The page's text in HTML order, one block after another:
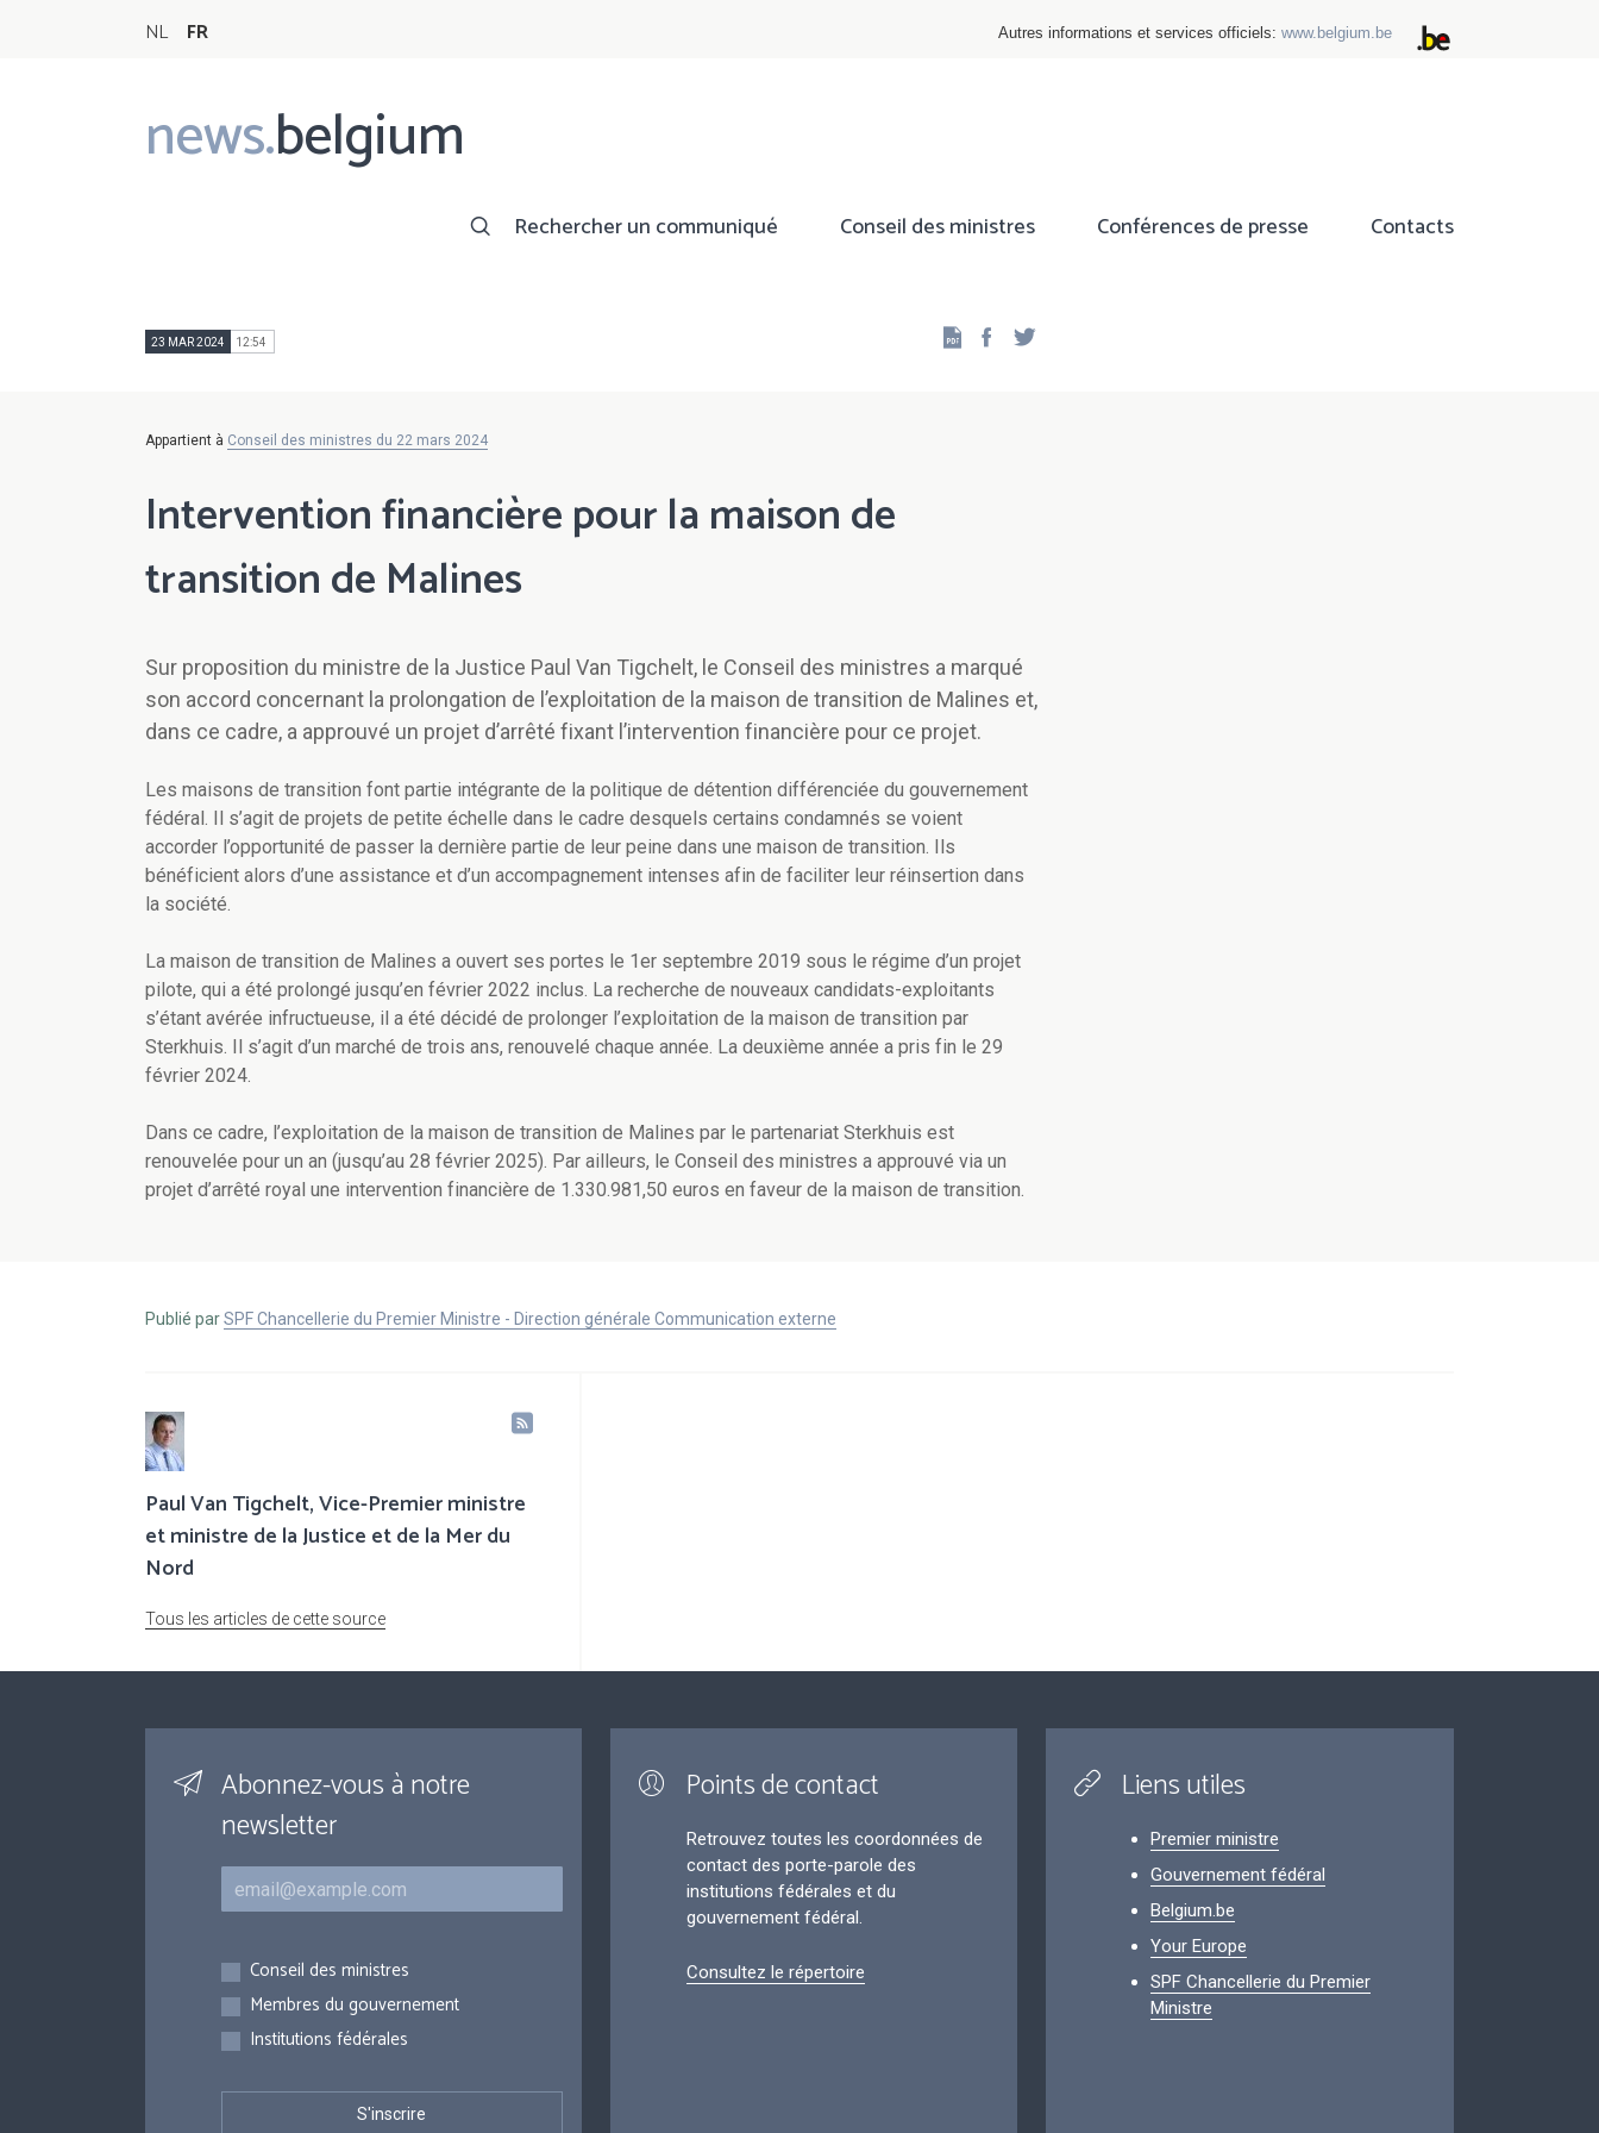
NL FR Autres informations et services officiels: www.belgium.be
news.belgium
Main
navigation
Rechercher un communiqué Conseil des ministres Conférences de presse Contacts
23 MAR 2024 12:54 Facebook
Appartient à Conseil des ministres du 22 mars 2024
Intervention financière pour la maison de
transition de Malines
Sur proposition du ministre de la Justice Paul Van Tigchelt, le Conseil des ministres a marqué
son accord concernant la prolongation de l’exploitation de la maison de transition de Malines et,
dans ce cadre, a approuvé un projet d’arrêté fixant l’intervention financière pour ce projet.
Les maisons de transition font partie intégrante de la politique de détention différenciée du gouvernement
fédéral. Il s’agit de projets de petite échelle dans le cadre desquels certains condamnés se voient
accorder l’opportunité de passer la dernière partie de leur peine dans une maison de transition. Ils
bénéficient alors d’une assistance et d’un accompagnement intenses afin de faciliter leur réinsertion dans
la société.
La maison de transition de Malines a ouvert ses portes le 1er septembre 2019 sous le régime d’un projet
pilote, qui a été prolongé jusqu’en février 2022 inclus. La recherche de nouveaux candidats-exploitants
s’étant avérée infructueuse, il a été décidé de prolonger l’exploitation de la maison de transition par
Sterkhuis. Il s’agit d’un marché de trois ans, renouvelé chaque année. La deuxième année a pris fin le 29
février 2024.
Dans ce cadre, l’exploitation de la maison de transition de Malines par le partenariat Sterkhuis est
renouvelée pour un an (jusqu’au 28 février 2025). Par ailleurs, le Conseil des ministres a approuvé via un
projet d’arrêté royal une intervention financière de 1.330.981,50 euros en faveur de la maison de transition.
Publié parSPF Chancellerie du Premier Ministre - Direction générale Communication externe
Paul Van Tigchelt, Vice-Premier ministre
et ministre de la Justice et de la Mer du
Nord
Tous les articles de cette source
Abonnez-vous à notre
newsletter
Courriel
Inscriptions
Conseil des ministres
Membres du gouvernement
Institutions fédérales
Points de contact
Retrouvez toutes les coordonnées de
contact des porte-parole des
institutions fédérales et du
gouvernement fédéral.
Consultez le répertoire
Liens utiles
Premier ministre
Gouvernement fédéral
Belgium.be
Your Europe
SPF Chancellerie du Premier
Ministre